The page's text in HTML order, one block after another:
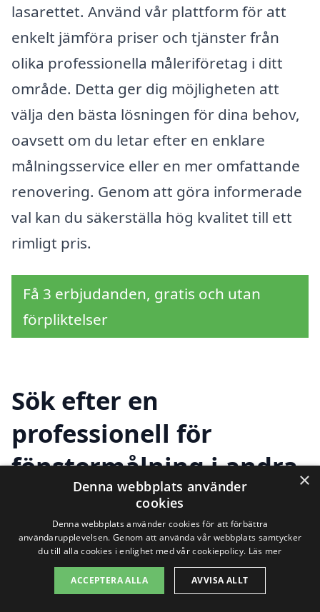
lasarettet. Använd vår plattform för att
enkelt jämföra priser och tjänster från
olika professionella måleriföretag i ditt
område. Detta ger dig möjligheten att
välja den bästa lösningen för dina behov,
oavsett om du letar efter en enklare
målningsservice eller en mer omfattande
renovering. Genom att göra informerade
val kan du säkerställa hög kvalitet till ett
rimligt pris.
Få 3 erbjudanden, gratis och utan
förpliktelser
Sök efter en
professionell för
fönstermålning i andra
städer nära
Löwenströmska
lasarettet
×
Denna webbplats använder
cookies
Denna webbplats använder cookies för att förbättra
användarupplevelsen. Genom att använda vår webbplats samtycker
du till alla cookies i enlighet med vår cookiepolicy. Läs mer
ACCEPTERA ALLA AVVISA ALLT